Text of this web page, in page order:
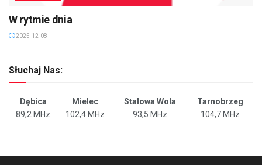
W rytmie dnia
2025-12-08
Słuchaj Nas:
Dębica Mielec Stalowa Wola
Tarnobrzeg
89,2 MHz
102,4 MHz 93,5 MHz 104,7 MHz